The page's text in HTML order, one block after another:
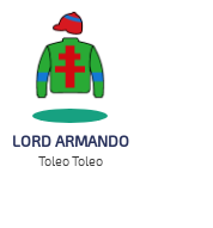
LORD ARMANDO
Toleo Toleo